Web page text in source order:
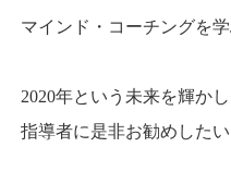
マインド・コーチングを学
2020年という未来を輝か
指導者に是非お勧めした